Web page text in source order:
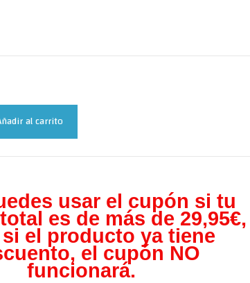
al carrito
usar el cupón si tu
es de más de 29,95€,
i el producto ya tiene
el cupón NO
funcionará.